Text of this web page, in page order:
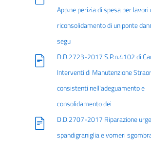
App.ne perizia di spesa per lavori
riconsolidamento di un ponte
segu
D.D.2723-2017 S.P.n.4102 di
Interventi di Manutenzione
consistenti nell'adeguamento e
consolidamento dei
D.D.2707-2017 Riparazione
spandigraniglia e vomeri